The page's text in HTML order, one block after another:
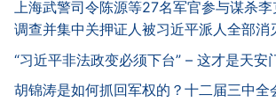
上海武警司令陈源等27名军官参与谋杀
调查并集中关押证人被习近平派人全部消
“习近平非法政变必须下台” – 这才是天安
胡锦涛是如何抓回军权的？十二届三中全